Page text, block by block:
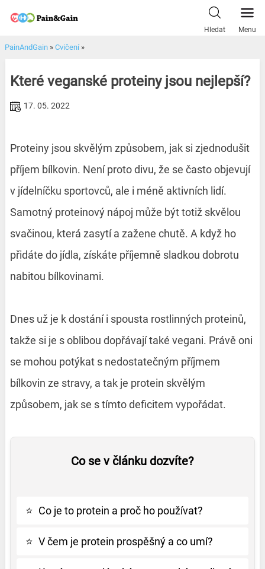
Hledat Menu
PainAndGain » Cvičení»
Které veganské proteiny jsou nejlepší?
17. 05. 2022
Proteiny jsou skvělým způsobem, jak si zjednodušit
příjem bílkovin. Není proto divu, že se často objevují
v jídelníčku sportovců, ale i méně aktivních lidí.
Samotný proteinový nápoj může být totiž skvělou
svačinou, která zasytí a zažene chutě. A když ho
přidáte do jídla, získáte příjemně sladkou dobrotu
nabitou bílkovinami.
Dnes už je k dostání i spousta rostlinných proteinů,
takže si je s oblibou dopřávají také vegani. Právě oni
se mohou potýkat s nedostatečným příjmem
bílkovin ze stravy, a tak je protein skvělým
způsobem, jak se s tímto deficitem vypořádat.
Co se v článku dozvíte?
⭐ Co je to protein a proč ho používat?
⭐ V čem je protein prospěšný a co umí?